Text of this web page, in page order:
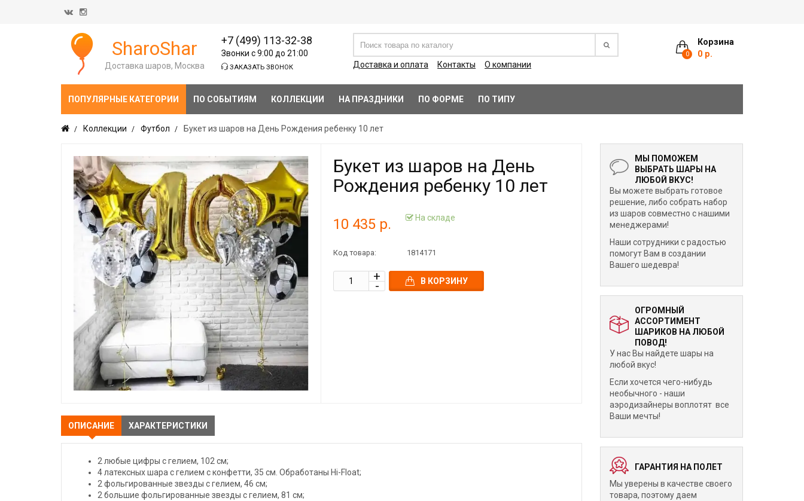
Корзина
0 0 р.
SharoShar
Доставка шаров, Москва
+7 (499) 113-32-38
Звонки с 9:00 до 21:00
ЗАКАЗАТЬ ЗВОНОК Доставка и оплата Контакты О компании
ПОПУЛЯРНЫЕ КАТЕГОРИИ ПО СОБЫТИЯМ КОЛЛЕКЦИИ НА ПРАЗДНИКИ ПО ФОРМЕ ПО ТИПУ
Коллекции Футбол Букет из шаров на День Рождения ребенку 10 лет
Букет из шаров на День
Рождения ребенку 10 лет
10 435 р. На складе
Код товара: 1814171
В КОРЗИНУ
ОПИСАНИЕ ХАРАКТЕРИСТИКИ
2 любые цифры с гелием, 102 см;
4 латексных шара с гелием с конфетти, 35 см. Обработаны Hi-Float;
2 фольгированные звезды с гелием, 46 см;
2 большие фольгированные звезды с гелием, 81 см;
МЫ ПОМОЖЕМ
ВЫБРАТЬ ШАРЫ НА
ЛЮБОЙ ВКУС!
Вы можете выбрать готовое
решение, либо собрать набор
из шаров совместно с нашими
менеджерами!
Наши сотрудники с радостью
помогут Вам в создании
Вашего шедевра!
ОГРОМНЫЙ
АССОРТИМЕНТ
ШАРИКОВ НА ЛЮБОЙ
ПОВОД!
У нас Вы найдете шары на
любой вкус!
Если хочется чего-нибудь
необычного - наши
аэродизайнеры воплотят все
Ваши мечты!
ГАРАНТИЯ НА ПОЛЕТ
Мы уверены в качестве своего
товара, поэтому даем